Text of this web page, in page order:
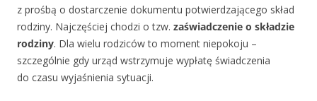
z prośbą o dostarczenie dokumentu potwierdzającego skład
rodziny. Najczęściej chodzi o tzw. zaświadczenie o składzie
rodziny. Dla wielu rodziców to moment niepokoju –
szczególnie gdy urząd wstrzymuje wypłatę świadczenia
do czasu wyjaśnienia sytuacji.